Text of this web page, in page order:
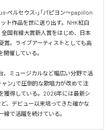
ペルセウス-」「パピヨン～papillon
ット作品を世に送り出す。NHK紅白
国有線大賞新人賞をはじめ、日本
賞。ライブアーティストとしても高
催している。
、ミュージカルなど幅広い分野で活
ン」で圧倒的な歌唱力が改めて注
獲得している。2026年には最新シ
ど、デビュー以来培ってきた確かな
で活躍を続けている。